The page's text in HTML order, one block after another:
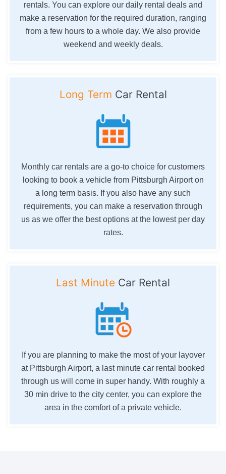
rentals. You can explore our daily rental deals and
make a reservation for the required duration, ranging
from a few hours to a whole day. We also provide
weekend and weekly deals.
Long Term Car Rental
Monthly car rentals are a go-to choice for customers
looking to book a vehicle from Pittsburgh Airport on
a long term basis. If you also have any such
requirements, you can make a reservation through
us as we offer the best options at the lowest per day
rates.
Last Minute Car Rental
If you are planning to make the most of your layover
at Pittsburgh Airport, a last minute car rental booked
through us will come in super handy. With roughly a
30 min drive to the city center, you can explore the
area in the comfort of a private vehicle.